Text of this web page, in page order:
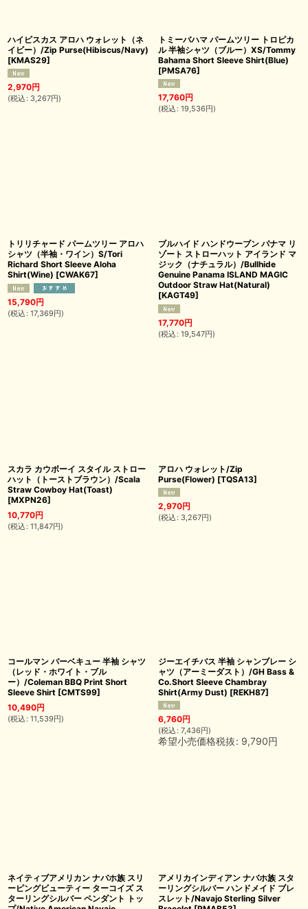
ハイビスカス アロハ ウォレット（ネ
イビー）/Zip Purse(Hibiscus/Navy)
[KMAS29]
2,970円
(税込 : 3,267円)
トミーバハマ パームツリー トロピカ
ル 半袖シャツ（ブルー）XS/Tommy
Bahama Short Sleeve Shirt(Blue)
[PMSA76]
17,760円
(税込 : 19,536円)
トリリチャード パームツリー アロハ
シャツ（半袖・ワイン）S/Tori
Richard Short Sleeve Aloha
Shirt(Wine) [CWAK67]
15,790円
(税込 : 17,369円)
ブルハイド ハンドウーブン パナマ リ
ゾート ストローハット アイランド マ
ジック（ナチュラル）/Bullhide
Genuine Panama ISLAND MAGIC
Outdoor Straw Hat(Natural)
[KAGT49]
17,770円
(税込 : 19,547円)
スカラ カウボーイ スタイル ストロー
ハット（トーストブラウン）/Scala
Straw Cowboy Hat(Toast)
[MXPN26]
10,770円
(税込 : 11,847円)
アロハ ウォレット/Zip
Purse(Flower) [TQSA13]
2,970円
(税込 : 3,267円)
コールマン バーベキュー 半袖 シャツ
（レッド・ホワイト・ブル
ー）/Coleman BBQ Print Short
Sleeve Shirt [CMTS99]
10,490円
(税込 : 11,539円)
ジーエイチバス 半袖 シャンブレー シ
ャツ（アーミーダスト）/GH Bass &
Co.Short Sleeve Chambray
Shirt(Army Dust) [REKH87]
6,760円
(税込 : 7,436円)
希望小売価格税抜: 9,790円
ネイティブアメリカン ナバホ族 スリ
ーピングビューティー ターコイズ ス
ターリングシルバー ペンダント トッ
アメリカインディアン ナバホ族 スタ
ーリングシルバー ハンドメイド ブレ
スレット/Navajo Sterling Silver